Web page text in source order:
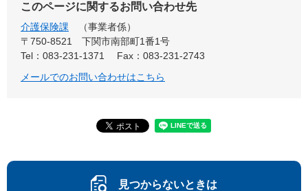
このページに関するお問い合わせ先
介護保険課
事業者係
〒750-8521
下関市南部町1番1号
Tel：083-231-1371
Fax：083-231-2743
メールでのお問い合わせはこちら
見つからないときは